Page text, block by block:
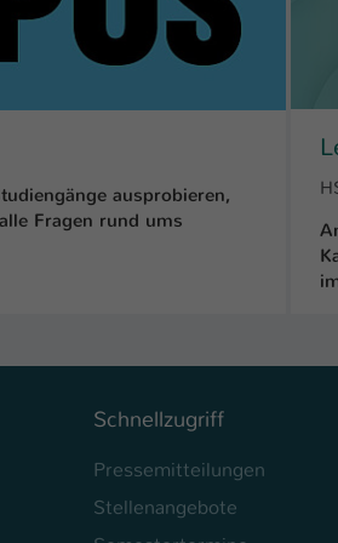
ausprobieren,
Fragen rund ums
Schnellzugriff
Pressemitteilungen
Stellenangebote
Ihrer vorgenommen
Webseiten-
Name fe_typo_user /
Laufzeit 1 Woche
Dieses Cookie ist
Anbieter TYPO3